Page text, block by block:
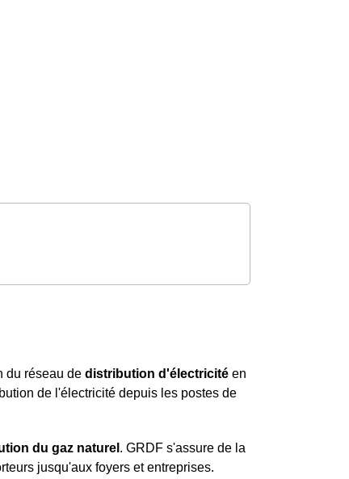
du réseau de distribution d'électricité en
de l'électricité depuis les postes de
du gaz naturel . GRDF s'assure de la
jusqu'aux foyers et entreprises.